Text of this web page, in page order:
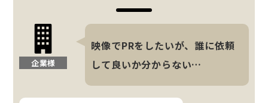
企業様
映像でPRをしたいが、誰に依頼
して良いか分からない…